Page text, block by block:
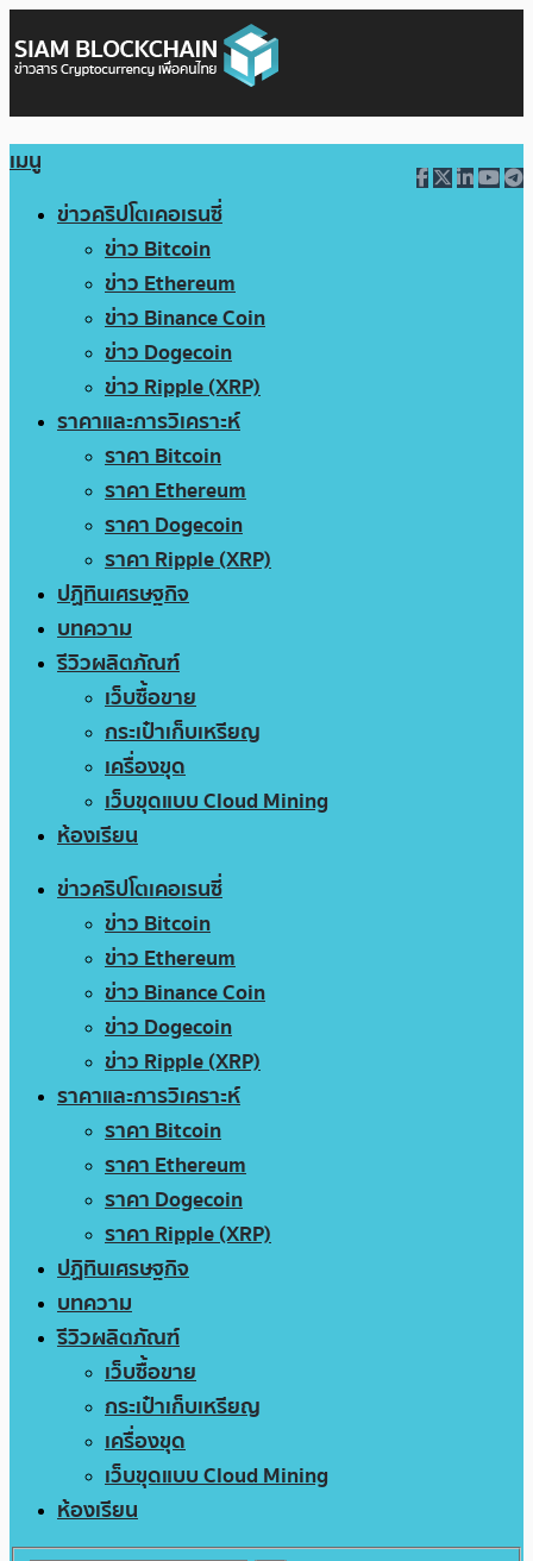
เมนู
ข่าวคริปโตเคอเรนซี่
ข่าว Bitcoin
ข่าว Ethereum
ข่าว Binance Coin
ข่าว Dogecoin
ข่าว Ripple (XRP)
ราคาและการวิเคราะห์
ราคา Bitcoin
ราคา Ethereum
ราคา Dogecoin
ราคา Ripple (XRP)
ปฏิทินเศรษฐกิจ
บทความ
รีวิวผลิตภัณฑ์
เว็บซื้อขาย
กระเป๋าเก็บเหรียญ
เครื่องขุด
เว็บขุดแบบ Cloud Mining
ห้องเรียน
ข่าวคริปโตเคอเรนซี่
ข่าว Bitcoin
ข่าว Ethereum
ข่าว Binance Coin
ข่าว Dogecoin
ข่าว Ripple (XRP)
ราคาและการวิเคราะห์
ราคา Bitcoin
ราคา Ethereum
ราคา Dogecoin
ราคา Ripple (XRP)
ปฏิทินเศรษฐกิจ
บทความ
รีวิวผลิตภัณฑ์
เว็บซื้อขาย
กระเป๋าเก็บเหรียญ
เครื่องขุด
เว็บขุดแบบ Cloud Mining
ห้องเรียน